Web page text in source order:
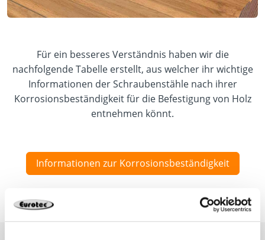
Für ein besseres Verständnis haben wir die
nachfolgende Tabelle erstellt, aus welcher ihr wichtige
Informationen der Schraubenstähle nach ihrer
Korrosionsbeständigkeit für die Befestigung von Holz
entnehmen könnt.
Informationen zur Korrosionsbeständigkeit